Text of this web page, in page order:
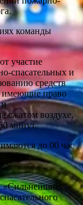
команды
участие
спасательных и
средств
имеющие право
и
сжатом воздухе,
минут.
до 00 час
почте:
«Сильнейший